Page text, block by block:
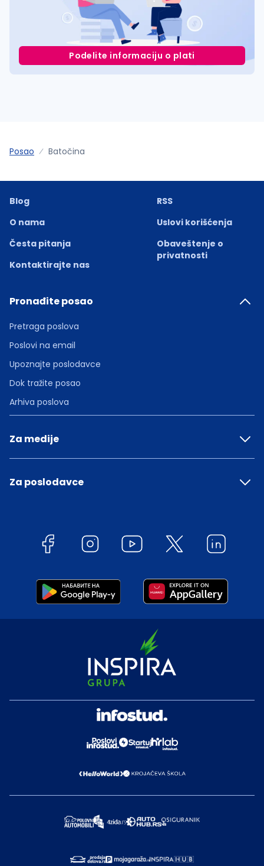
Podelite informaciju o plati
Posao Batočina
Blog
O nama
Česta pitanja
Kontaktirajte nas
RSS
Uslovi korišćenja
Obaveštenje o
privatnosti
Pronađite posao
Pretraga poslova
Poslovi na email
Upoznajte poslodavce
Dok tražite posao
Arhiva poslova
Za medije
Za poslodavce